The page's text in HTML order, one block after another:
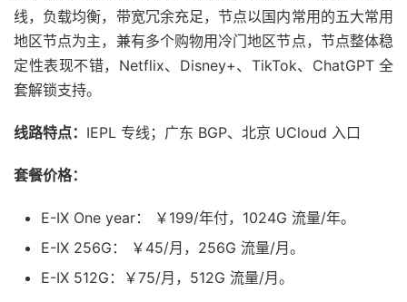
线，负载均衡，带宽冗余充足，节点以国内常用的五大常用
地区节点为主，兼有多个购物用冷门地区节点，节点整体稳
定性表现不错，Netflix、Disney+、TikTok、ChatGPT 全
套解锁支持。
线路特点： IEPL 专线；广东 BGP、北京 UCloud 入口
套餐价格：
E-IX One year： ￥199/年付，1024G 流量/年。
E-IX 256G： ￥45/月，256G 流量/月。
E-IX 512G：￥75/月，512G 流量/月。